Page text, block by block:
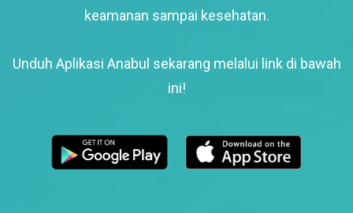
keamanan sampai kesehatan.
Unduh Aplikasi Anabul sekarang melalui link di bawah
ini!